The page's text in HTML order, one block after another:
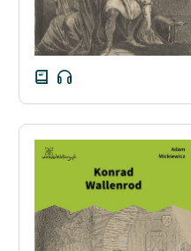
Informacja o treściach
wrażliwych
Deklaracja dostępności